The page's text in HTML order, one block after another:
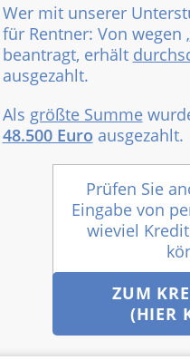
Wer mit unserer
für Rentner: Von wegen
beantragt, erhält
ausgezahlt.
Als größte Summe
48.500 Euro ausgezahlt.
Prüfen Sie
Eingabe von
wieviel
ZUM
(HIER